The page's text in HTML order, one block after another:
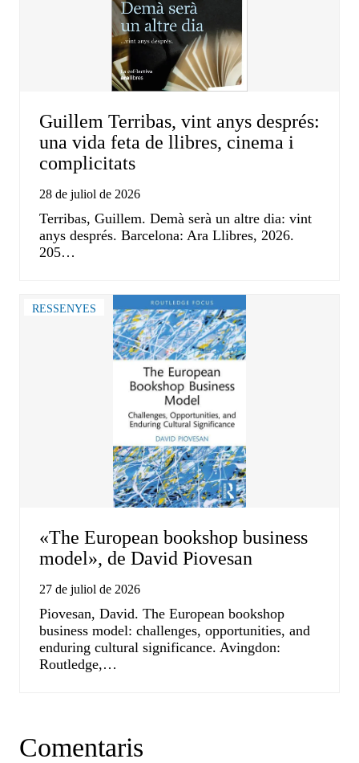
Guillem Terribas, vint anys després:
una vida feta de llibres, cinema i
complicitats
28 de juliol de 2026
Terribas, Guillem. Demà serà un altre dia: vint
anys després. Barcelona: Ara Llibres, 2026.
205…
RESSENYES
«The European bookshop business
model», de David Piovesan
27 de juliol de 2026
Piovesan, David. The European bookshop
business model: challenges, opportunities, and
enduring cultural significance. Avingdon:
Routledge,…
Comentaris